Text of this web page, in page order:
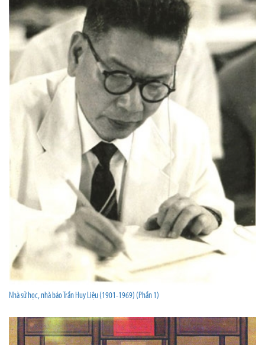
Nhà sử học, nhà báo Trần Huy Liệu (1901-1969) (Phần 1)